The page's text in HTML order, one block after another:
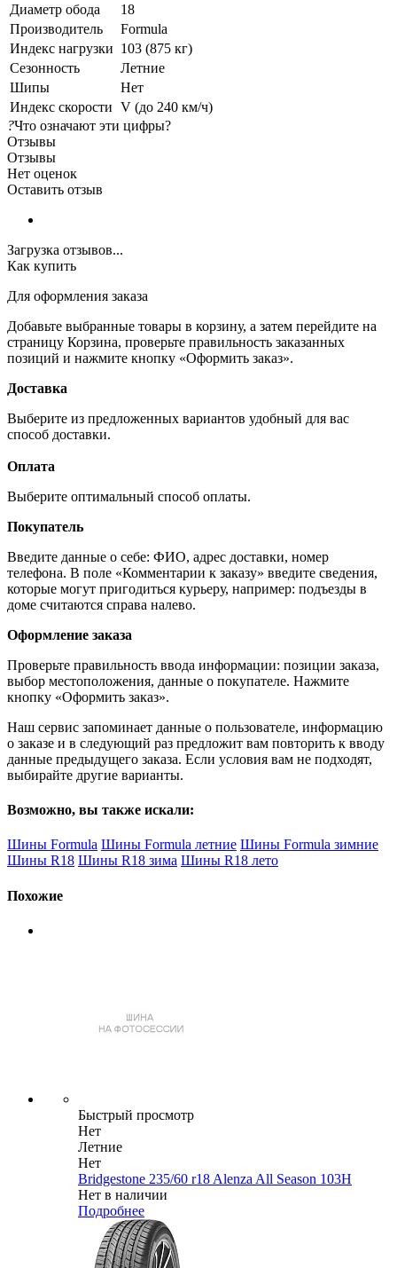
Диаметр обода
18
Производитель
Formula
Индекс нагрузки 103 (875 кг)
Сезонность
Летние
Шипы
Нет
Индекс скорости V (до 240 км/ч)
?Что означают эти цифры?
Отзывы
Отзывы
Нет оценок
Оставить отзыв
Загрузка отзывов...
Как купить
Для оформления заказа
Добавьте выбранные товары в корзину, а затем перейдите на
страницу Корзина, проверьте правильность заказанных
позиций и нажмите кнопку «Оформить заказ».
Доставка
Выберите из предложенных вариантов удобный для вас
способ доставки.
Оплата
Выберите оптимальный способ оплаты.
Покупатель
Введите данные о себе: ФИО, адрес доставки, номер
телефона. В поле «Комментарии к заказу» введите сведения,
которые могут пригодиться курьеру, например: подъезды в
доме считаются справа налево.
Оформление заказа
Проверьте правильность ввода информации: позиции заказа,
выбор местоположения, данные о покупателе. Нажмите
кнопку «Оформить заказ».
Наш сервис запоминает данные о пользователе, информацию
о заказе и в следующий раз предложит вам повторить к вводу
данные предыдущего заказа. Если условия вам не подходят,
выбирайте другие варианты.
Возможно, вы также искали:
Шины Formula Шины Formula летние Шины Formula зимние
Шины R18 Шины R18 зима Шины R18 лето
Похожие
Быстрый просмотр
Нет
Летние
Нет
Bridgestone 235/60 r18 Alenza All Season 103H
Нет в наличии
Подробнее